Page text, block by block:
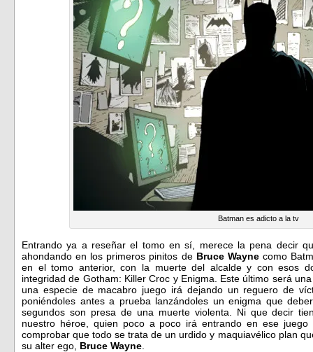
Batman es adicto a la tv
Entrando ya a reseñar el tomo en sí, merece la pena decir
ahondando en los primeros pinitos de Bruce Waynecomo
en el tomo anterior, con la muerte del alcalde y con esos
integridad de Gotham: Killer Croc y Enigma. Este último será
una especie de macabro juego irá dejando un reguero de
poniéndoles antes a prueba lanzándoles un enigma que
segundos son presa de una muerte violenta. Ni que decir
nuestro héroe, quien poco a poco irá entrando en ese
comprobar que todo se trata de un urdido y maquiavélico plan
su alter ego, Bruce Wayne